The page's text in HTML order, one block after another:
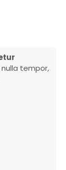
tempor,